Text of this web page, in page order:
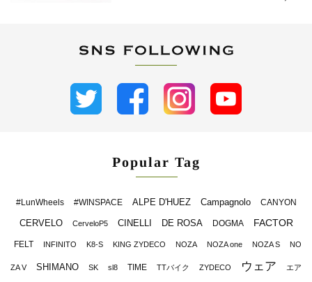
Popular Tag
#LunWheels #WINSPACE ALPE D'HUEZ Campagnolo CANYON
CERVELO CerveloP5 CINELLI DE ROSA DOGMA FACTOR
FELT INFINITO K8-S KING ZYDECO NOZA NOZA one NOZA S NO
ZA V SHIMANO SK sl8 TIME TTバイク ZYDECO ウェア エア